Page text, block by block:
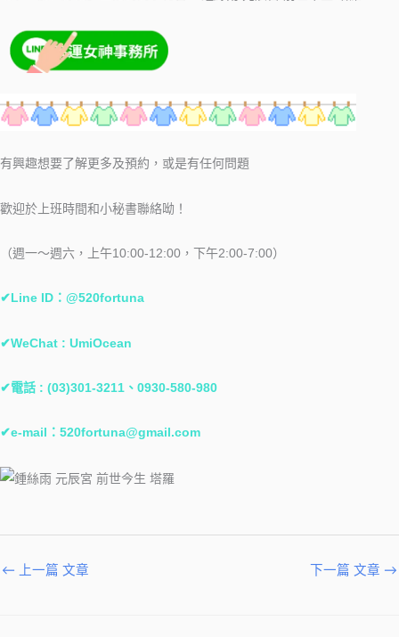
有興趣想要了解更多及預約，或是有任何問題
歡迎於上班時間和小秘書聯絡呦！
（週一～週六，上午10:00-12:00，下午2:00-7:00）
✔Line ID：@520fortuna
✔WeChat : UmiOcean
✔電話 : (03)301-3211、0930-580-980
✔e-mail： 520fortuna@gmail.com
← 上一篇 文章 下一篇 文章 →